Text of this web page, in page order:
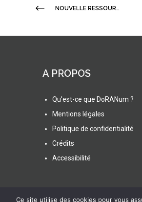
NOUVELLE RESSOURCE DORANUM ! LA DIRECTIVE INSPIRE
A PROPOS
Qu'est-ce que DoRANum ?
Mentions légales
Politique de confidentialité
Crédits
Accessibilité
Ce site utilise des cookies pour vous